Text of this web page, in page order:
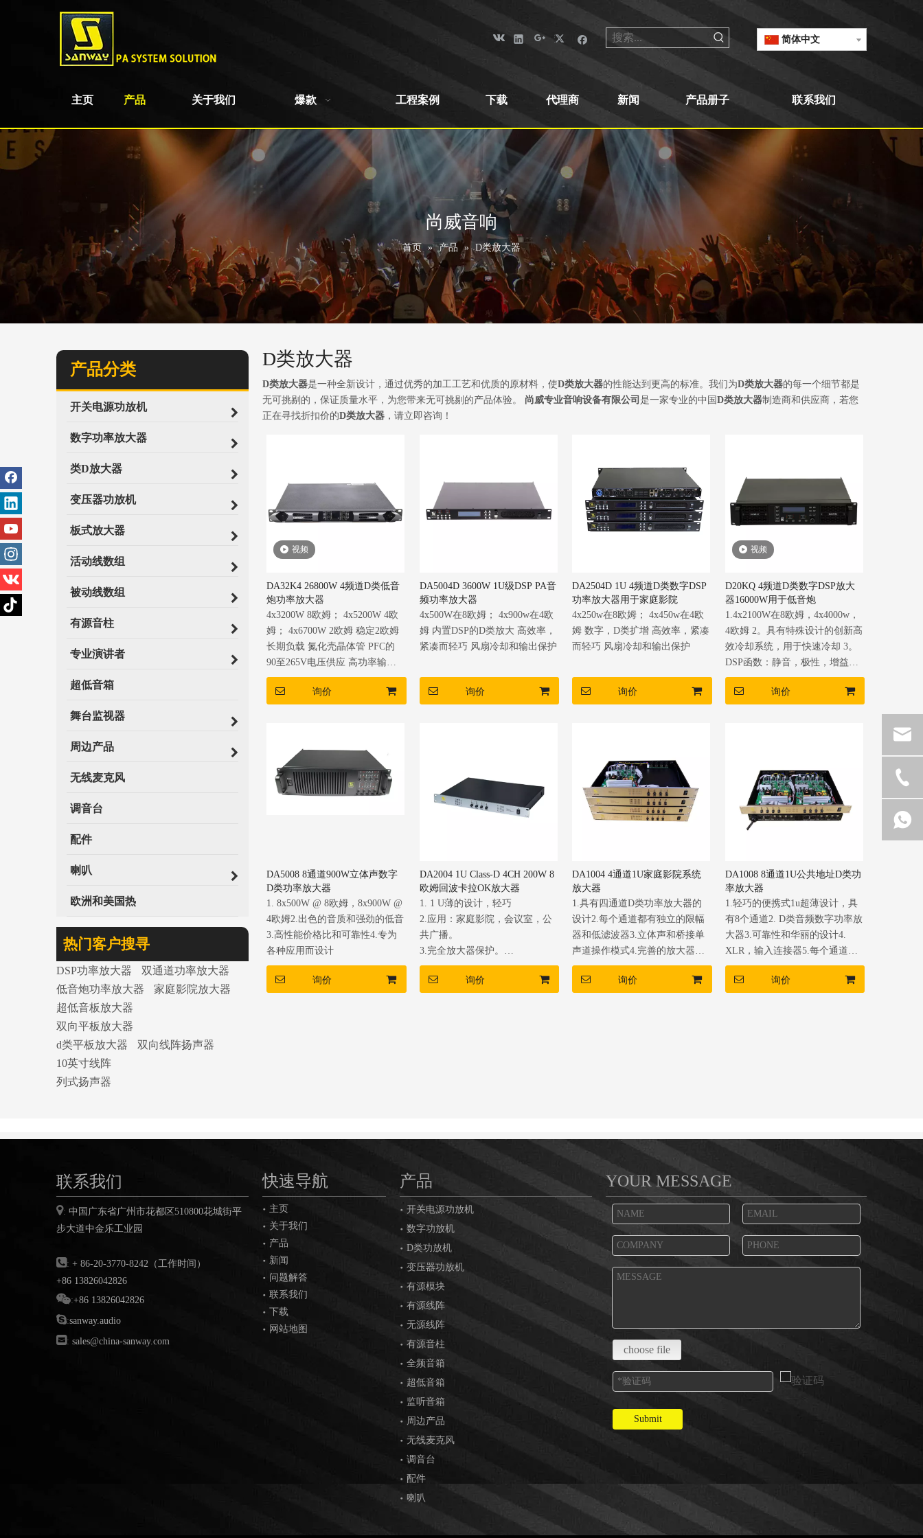
简体中文
主页 产品 关于我们 爆款 工程案例 下载 代理商 新闻 产品册子 联系我们
尚威音响
首页 » 产品 » D类放大器
产品分类
开关电源功放机
数字功率放大器
类D放大器
变压器功放机
板式放大器
活动线数组
被动线数组
有源音柱
专业演讲者
超低音箱
舞台监视器
周边产品
无线麦克风
调音台
配件
喇叭
欧洲和美国热
热门客户搜寻
DSP功率放大器
双通道功率放大器
低音炮功率放大器
家庭影院放大器
超低音板放大器
双向平板放大器
d类平板放大器
双向线阵扬声器
10英寸线阵
列式扬声器
D类放大器
D类放大器是一种全新设计，通过优秀的加工工艺和优质的原材料，使D类放大器的性能达到更高的标准。我们为D类放大器的每一个细节都是
无可挑剔的，保证质量水平，为您带来无可挑剔的产品体验。 尚威专业音响设备有限公司 是一家专业的中国 D类放大器制造商和供应商，若您
正在寻找折扣价的D类放大器 ，请立即咨询！
视频
DA32K4 26800W 4频道D类低音
炮功率放大器
4x3200W 8欧姆； 4x5200W 4欧
姆； 4x6700W 2欧姆 稳定2欧姆
长期负载 氮化壳晶体管 PFC的
90至265V电压供应 高功率输出
和高保真
询价
DA5004D 3600W 1U级DSP PA音
频功率放大器
4x500W在8欧姆； 4x900w在4欧
姆 内置DSP的D类放大 高效率，
紧凑而轻巧 风扇冷却和输出保护
询价
DA2504D 1U 4频道D类数字DSP
功率放大器用于家庭影院
4x250w在8欧姆； 4x450w在4欧
姆 数字，D类扩增 高效率，紧凑
而轻巧 风扇冷却和输出保护
询价
视频
D20KQ 4频道D类数字DSP放大
器16000W用于低音炮
1.4x2100W在8欧姆，4x4000w，
4欧姆 2。具有特殊设计的创新高
效冷却系统，用于快速冷却 3。
DSP函数：静音，极性，增益，
等式，Xover，限制器。 4。超级
力量；内部紧凑的电路，高效率
询价
DA5008 8通道900W立体声数字
D类功率放大器
1. 8x500W @ 8欧姆，8x900W @
4欧姆2.出色的音质和强劲的低音
3.高性能价格比和可靠性4.专为
各种应用而设计
询价
DA2004 1U Class-D 4CH 200W 8
欧姆回波卡拉OK放大器
1. 1 U薄的设计，轻巧
2.应用：家庭影院，会议室，公
共广播。
3.完全放大器保护。
4. XLR，输入连接器
5.我们提供2年保修。
询价
DA1004 4通道1U家庭影院系统
放大器
1.具有四通道D类功率放大器的
设计2.每个通道都有独立的限幅
器和低滤波器3.立体声和桥接单
声道操作模式4.完善的放大器保
护5. XLR，输入连接器
询价
DA1008 8通道1U公共地址D类功
率放大器
1.轻巧的便携式1u超薄设计，具
有8个通道2. D类音频数字功率放
大器3.可靠性和华丽的设计4.
XLR，输入连接器5.每个通道都
有独立的限幅器和低滤波器
询价
联系我们
: 中国广东省广州市花都区510800花城街平
步大道中金乐工业园
: + 86-20-3770-8242（工作时间）
+86 13826042826
:+86 13826042826
:sanway.audio
: sales@china-sanway.com
快速导航
主页
关于我们
产品
新闻
问题解答
联系我们
下载
网站地图
产品
开关电源功放机
数字功放机
D类功放机
变压器功放机
有源模块
有源线阵
无源线阵
有源音柱
全频音箱
超低音箱
监听音箱
周边产品
无线麦克风
调音台
配件
喇叭
YOUR MESSAGE
choose file
Submit